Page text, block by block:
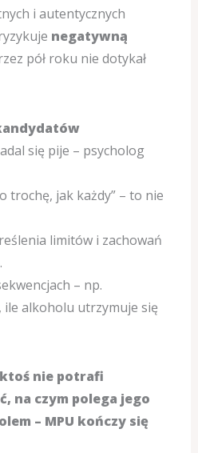
i autentycznych
negatywną
pół roku nie dotykał
się pije – psycholog
trochę, jak każdy” – to nie
limitów i zachowań
– np.
ile alkoholu utrzymuje się
nie potrafi
na czym polega jego
– MPU kończy się